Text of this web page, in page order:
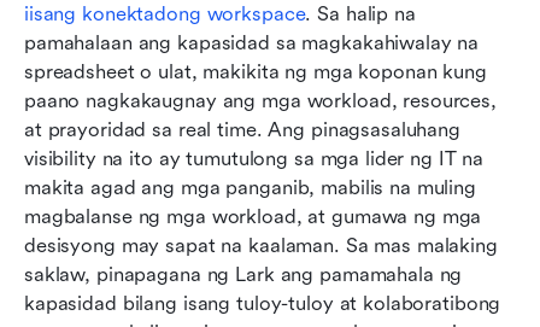
iisang konektadong workspace. Sa halip na
pamahalaan ang kapasidad sa magkakahiwalay na
spreadsheet o ulat, makikita ng mga koponan kung
paano nagkakaugnay ang mga workload, resources,
at prayoridad sa real time. Ang pinagsasaluhang
visibility na ito ay tumutulong sa mga lider ng IT na
makita agad ang mga panganib, mabilis na muling
magbalanse ng mga workload, at gumawa ng mga
desisyong may sapat na kaalaman. Sa mas malaking
saklaw, pinapagana ng Lark ang pamamahala ng
kapasidad bilang isang tuloy-tuloy at kolaboratibong